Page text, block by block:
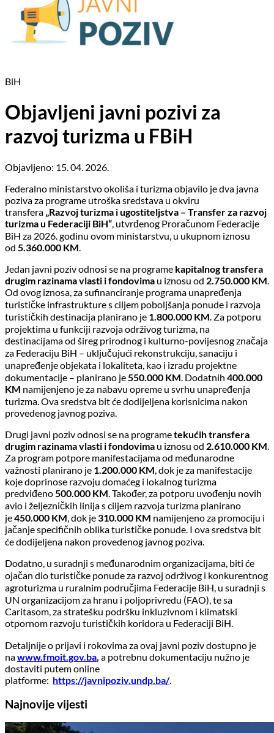
BiH
Objavljeni javni pozivi za
razvoj turizma u FBiH
Objavljeno: 15. 04. 2026.
Federalno ministarstvo okoliša i turizma objavilo je dva javna
poziva za programe utroška sredstava u okviru
transfera „Razvoj turizma i ugostiteljstva – Transfer za razvoj
turizma u Federaciji BiH“, utvrđenog Proračunom Federacije
BiH za 2026. godinu ovom ministarstvu, u ukupnom iznosu
od 5.360.000 KM.
Jedan javni poziv odnosi se na programe kapitalnog transfera
drugim razinama vlasti i fondovima u iznosu od 2.750.000 KM.
Od ovog iznosa, za sufinanciranje programa unapređenja
turističke infrastrukture s ciljem poboljšanja ponude i razvoja
turističkih destinacija planirano je 1.800.000 KM. Za potporu
projektima u funkciji razvoja održivog turizma, na
destinacijama od šireg prirodnog i kulturno-povijesnog značaja
za Federaciju BiH – uključujući rekonstrukciju, sanaciju i
unapređenje objekata i lokaliteta, kao i izradu projektne
dokumentacije – planirano je550.000 KM. Dodatnih 400.000
KM namijenjeno je za nabavu opreme u svrhu unapređenja
turizma. Ova sredstva bit će dodijeljena korisnicima nakon
provedenog javnog poziva.
Drugi javni poziv odnosi se na programetekućih transfera
drugim razinama vlasti i fondovima u iznosu od 2.610.000 KM.
Za program potpore manifestacijama od međunarodne
važnosti planirano je 1.200.000 KM, dok je za manifestacije
koje doprinose razvoju domaćeg i lokalnog turizma
predviđeno500.000 KM. Također, za potporu uvođenju novih
avio i željezničkih linija s ciljem razvoja turizma planirano
je450.000 KM, dok je310.000 KM namijenjeno za promociju i
jačanje specifičnih oblika turističke ponude. I ova sredstva bit
će dodijeljena nakon provedenog javnog poziva.
Dodatno, u suradnji s međunarodnim organizacijama, biti će
ojačan dio turističke ponude za razvoj održivog i konkurentnog
agroturizma u ruralnim područjima Federacije BiH, u suradnji s
UN organizacijom za hranu i poljoprivredu (FAO), te sa
Caritasom, za stratešku podršku inkluzivnom i klimatski
otpornom razvoju turističkih koridora u Federaciji BiH.
Detaljnije o prijavi i rokovima za ovaj javni poziv dostupno je
nawww.fmoit.gov.ba, a potrebnu dokumentaciju nužno je
dostaviti putem online
platforme: https://javnipoziv.undp.ba/.
Najnovije vijesti